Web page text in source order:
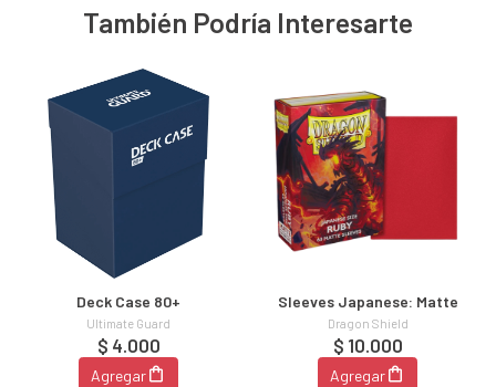
También Podría Interesarte
Deck Case 80+
Ultimate Guard
$ 4.000
Agregar
Sleeves Japanese: Matte
Dragon Shield
$ 10.000
Agregar